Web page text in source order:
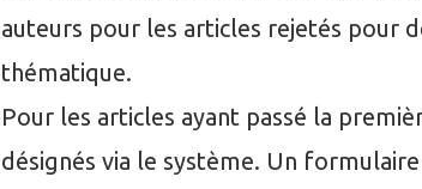
auteurs pour les articles rejetés pour
thématique.
Pour les articles ayant passé la
désignés via le système. Un